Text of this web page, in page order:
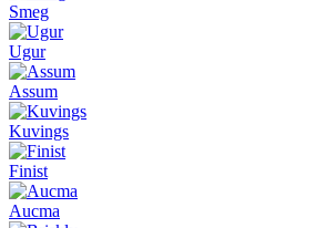
Smeg
Ugur
Assum
Kuvings
Finist
Aucma